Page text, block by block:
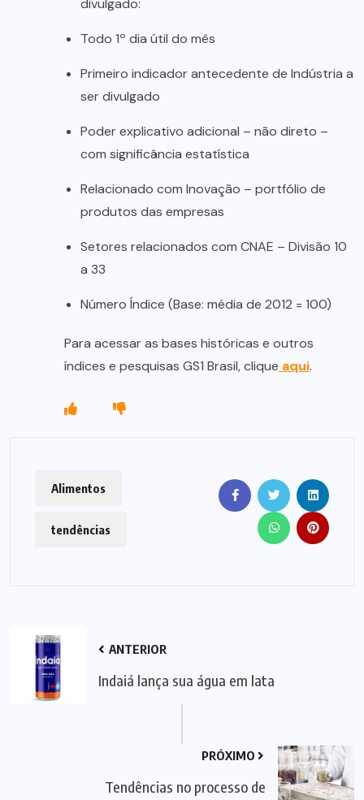
Todo 1º dia útil do mês
Primeiro indicador antecedente de Indústria a
ser divulgado
Poder explicativo adicional – não direto –
com significância estatística
Relacionado com Inovação – portfólio de
produtos das empresas
Setores relacionados com CNAE – Divisão 10
a 33
Número Índice (Base: média de 2012 = 100)
Para acessar as bases históricas e outros
índices e pesquisas GS1 Brasil, clique aqui.
Alimentos
tendências
ANTERIOR
Indaiá lança sua água em lata
PRÓXIMO
Tendências no processo de